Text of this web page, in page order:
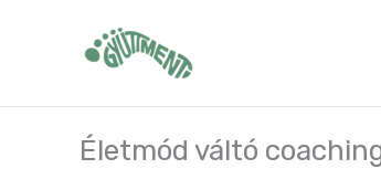
Életmód váltó